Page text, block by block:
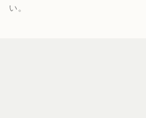
い。